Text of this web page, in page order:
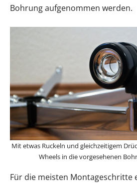
Bohrung aufgenommen werden.
Mit etwas Ruckeln und gleichzeitigem
Wheels in die vorgesehenen
Für die meisten Montageschritte